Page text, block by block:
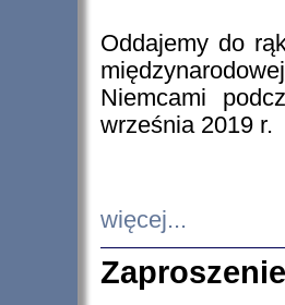
Oddajemy do
Niemcami
września 2019 r.
więcej...